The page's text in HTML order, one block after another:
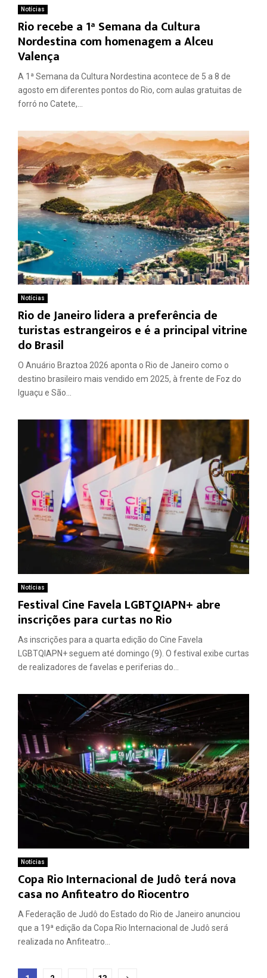
Notícias
Rio recebe a 1ª Semana da Cultura
Nordestina com homenagem a Alceu
Valença
A 1ª Semana da Cultura Nordestina acontece de 5 a 8 de
agosto em diferentes pontos do Rio, com aulas gratuitas de
forró no Catete,...
Notícias
Rio de Janeiro lidera a preferência de
turistas estrangeiros e é a principal vitrine
do Brasil
O Anuário Braztoa 2026 aponta o Rio de Janeiro como o
destino brasileiro mais vendido em 2025, à frente de Foz do
Iguaçu e São...
Notícias
Festival Cine Favela LGBTQIAPN+ abre
inscrições para curtas no Rio
As inscrições para a quarta edição do Cine Favela
LGBTQIAPN+ seguem até domingo (9). O festival exibe curtas
de realizadores de favelas e periferias do...
Notícias
Copa Rio Internacional de Judô terá nova
casa no Anfiteatro do Riocentro
A Federação de Judô do Estado do Rio de Janeiro anunciou
que a 19ª edição da Copa Rio Internacional de Judô será
realizada no Anfiteatro...